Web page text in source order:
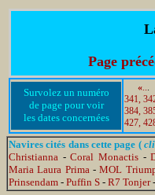
Page
Survolez un numéro
de page pour voir
les dates concernées
«...
341,
384,
427,
Navires cités dans cette page (
Christianna -Coral Monactis-
Maria Laura Prima-MOL
Prinsendam - Puffin S - R7 Tonjer-